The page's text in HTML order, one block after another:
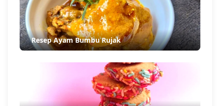
Resep Ayam Bumbu Rujak